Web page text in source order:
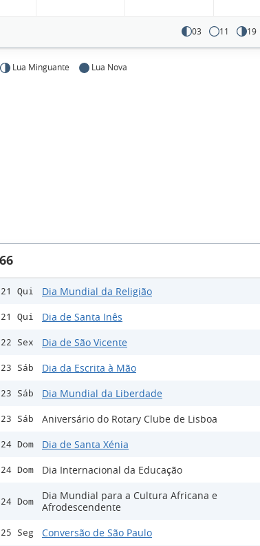
03 11 19
Lua Minguante Lua Nova
21 Qui Dia Mundial da Religião
21 Qui Dia de Santa Inês
22 Sex Dia de São Vicente
23 Sáb Dia da Escrita à Mão
23 Sáb Dia Mundial da Liberdade
23 Sáb Aniversário do Rotary Clube de Lisboa
24 Dom Dia de Santa Xénia
24 Dom Dia Internacional da Educação
24 Dom
Dia Mundial para a Cultura Africana e
Afrodescendente
25 Seg Conversão de São Paulo